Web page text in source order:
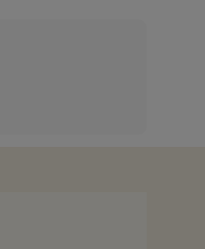
sous glace, VTT sur
randonnées en
9 trous au cœur de
nautiques telles